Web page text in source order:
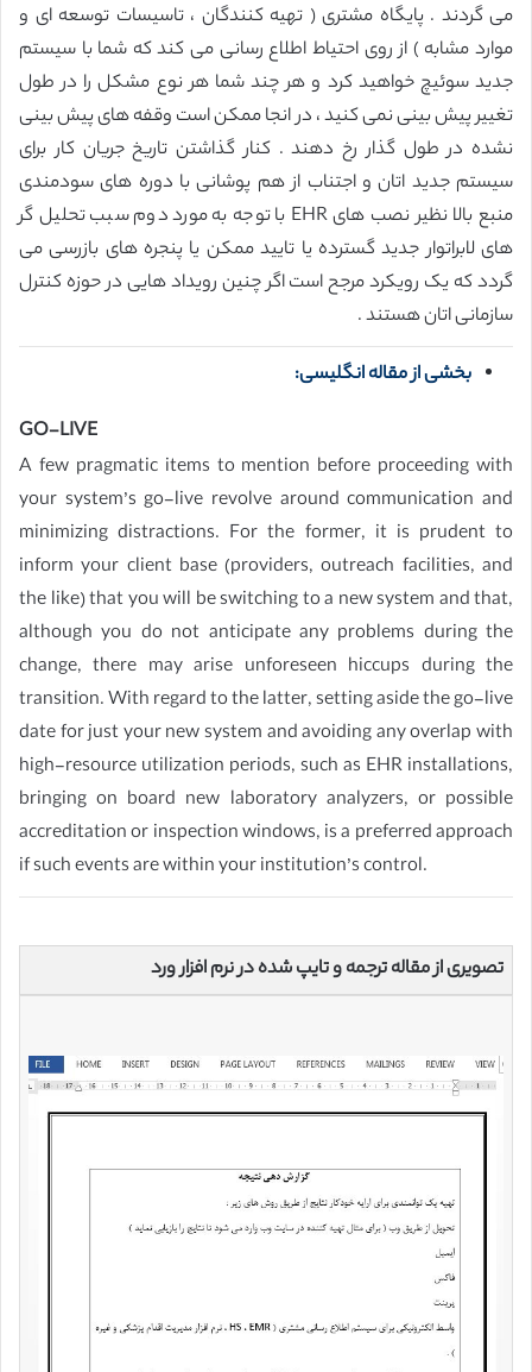
می گردند . پایگاه مشتری ( تهیه کنندگان ، تاسیسات توسعه ای و
موارد مشابه ) از روی احتیاط اطلاع رسانی می کند که شما با سیستم
جدید سوئیچ خواهید کرد و هر چند شما هر نوع مشکل را در طول
تغییر پیش بینی نمی کنید ، در انجا ممکن است وقفه های پیش بینی
نشده در طول گذار رخ دهند . کنار گذاشتن تاریخ جریان کار برای
سیستم جدید اتان و اجتناب از هم پوشانی با دوره های سودمندی
منبع بالا نظیر نصب های EHR با توجه به مورد دوم سبب تحلیل گر
های لابراتوار جدید گسترده یا تایید ممکن یا پنجره های بازرسی می
گردد که یک رویکرد مرجح است اگر چنین رویداد هایی در حوزه کنترل
سازمانی اتان هستند .
بخشی از مقاله انگلیسی:
GO-LIVE
A few pragmatic items to mention before proceeding with
your system’s go-live revolve around communication and
minimizing distractions. For the former, it is prudent to
inform your client base (providers, outreach facilities, and
the like) that you will be switching to a new system and that,
although you do not anticipate any problems during the
change, there may arise unforeseen hiccups during the
transition. With regard to the latter, setting aside the go-live
date for just your new system and avoiding any overlap with
high-resource utilization periods, such as EHR installations,
bringing on board new laboratory analyzers, or possible
accreditation or inspection windows, is a preferred approach
if such events are within your institution’s control.
تصویری از مقاله ترجمه و تایپ شده در نرم افزار ورد